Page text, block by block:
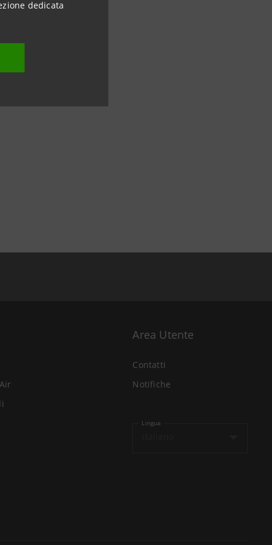
dedicata
Area Utente
Contatti
Notifiche
Lingua